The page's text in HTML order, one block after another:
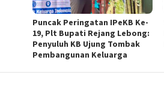
Puncak Peringatan IPeKB Ke-
19, Plt Bupati Rejang Lebong:
Penyuluh KB Ujung Tombak
Pembangunan Keluarga